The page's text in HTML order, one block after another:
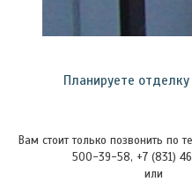
Планируете
Вам стоит только позвонить по
500-39-58, +7 (831)
или